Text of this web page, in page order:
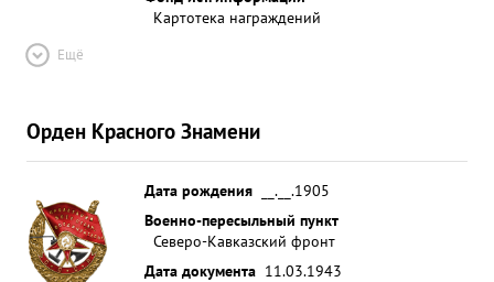
Картотека награждений
Ещё
Орден Красного Знамени
Дата рождения
__.__.1905
Военно-пересыльный пункт
Северо-Кавказский фронт
Дата документа 11.03.1943